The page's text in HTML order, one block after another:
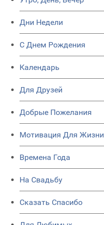
Дни Недели
C Днем Рождения
Календарь
Для Друзей
Добрые Пожелания
Мотивация Для Жизни
Времена Года
На Свадьбу
Сказать Спасибо